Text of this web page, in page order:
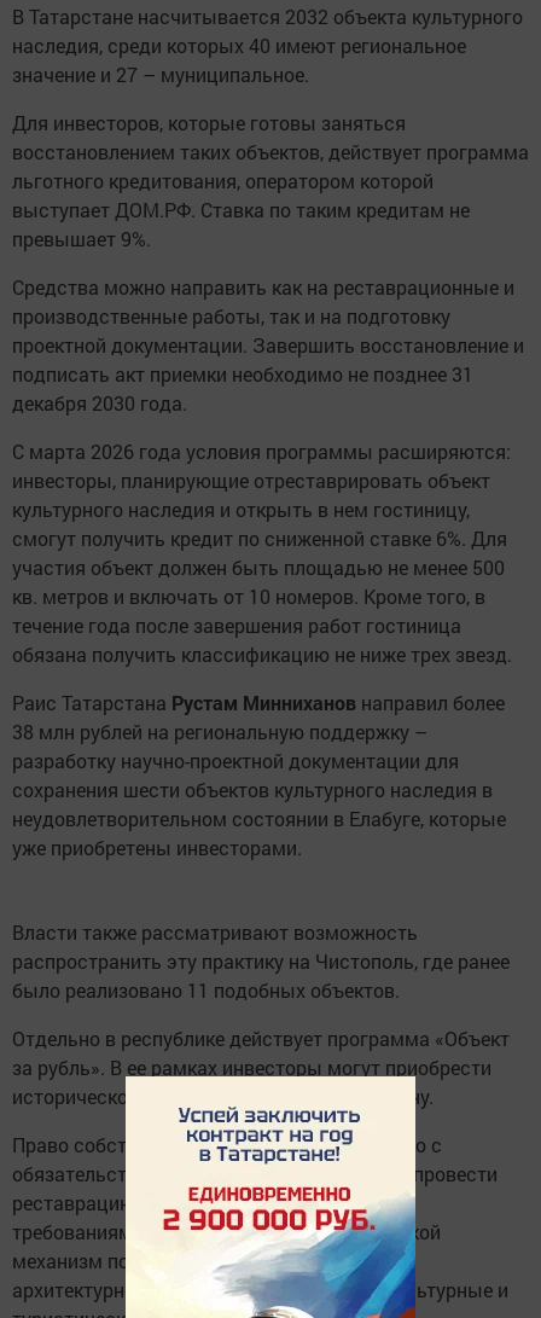
В Татарстане насчитывается 2032 объекта культурного
наследия, среди которых 40 имеют региональное
значение и 27 – муниципальное.
Для инвесторов, которые готовы заняться
восстановлением таких объектов, действует программа
льготного кредитования, оператором которой
выступает ДОМ.РФ. Ставка по таким кредитам не
превышает 9%.
Средства можно направить как на реставрационные и
производственные работы, так и на подготовку
проектной документации. Завершить восстановление и
подписать акт приемки необходимо не позднее 31
декабря 2030 года.
С марта 2026 года условия программы расширяются:
инвесторы, планирующие отреставрировать объект
культурного наследия и открыть в нем гостиницу,
смогут получить кредит по сниженной ставке 6%. Для
участия объект должен быть площадью не менее 500
кв. метров и включать от 10 номеров. Кроме того, в
течение года после завершения работ гостиница
обязана получить классификацию не ниже трех звезд.
Раис Татарстана Рустам Минниханов направил более
38 млн рублей на региональную поддержку –
разработку научно-проектной документации для
сохранения шести объектов культурного наследия в
неудовлетворительном состоянии в Елабуге, которые
уже приобретены инвесторами.
Власти также рассматривают возможность
распространить эту практику на Чистополь, где ранее
было реализовано 11 подобных объектов.
Отдельно в республике действует программа «Объект
за рубль». В ее рамках инвесторы могут приобрести
историческое здание за символическую цену.
Право собственности оформляется сразу, но с
обязательствами: новый владелец должен провести
реставрацию в соответствии с охранными
требованиями и в установленные сроки. Такой
механизм позволяет не только сохранять
архитектурное наследие, но и развивать культурные и